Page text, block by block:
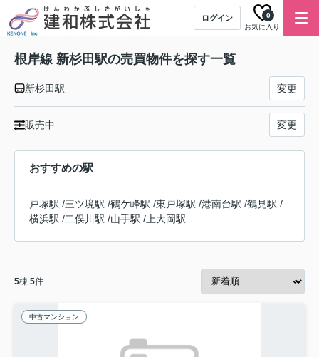
ログイン
お気に入り
0
根岸線 新杉田駅の売買物件を探す一覧
新杉田駅 変更
販売中 変更
おすすめの駅
戸塚駅 /三ツ境駅 /鶴ケ峰駅 /東戸塚駅 /港南台駅 /鶴見駅 /
横浜駅 /二俣川駅 /山手駅 / 上大岡駅
5棟 5件
中古マンション